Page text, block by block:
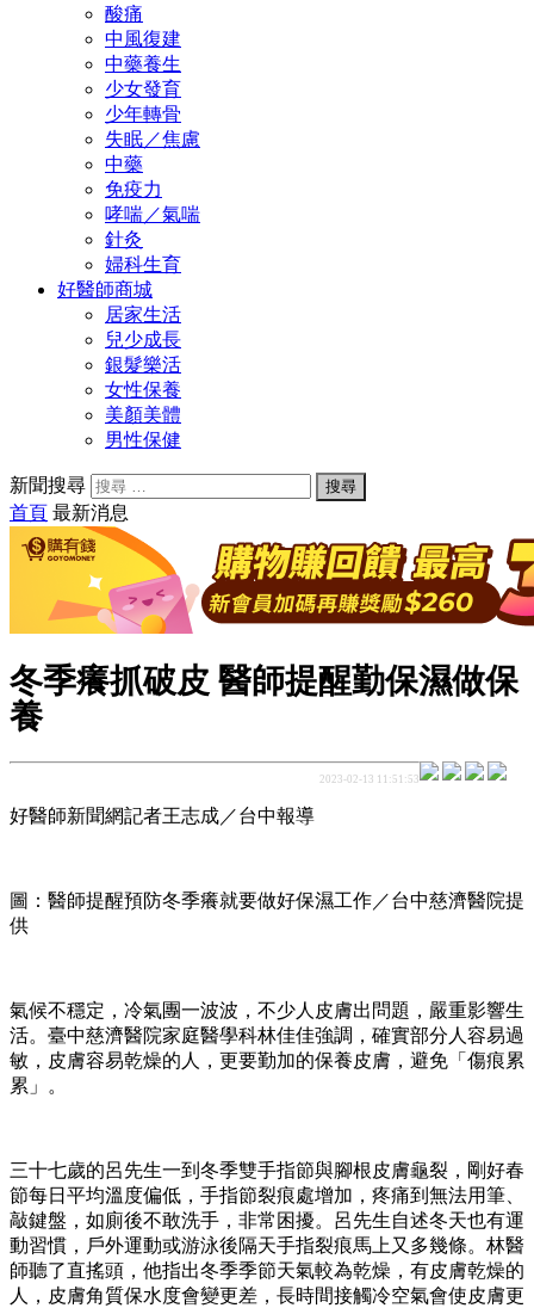
酸痛
中風復建
中藥養生
少女發育
少年轉骨
失眠／焦慮
中藥
免疫力
哮喘／氣喘
針灸
婦科生育
好醫師商城
居家生活
兒少成長
銀髮樂活
女性保養
美顏美體
男性保健
新聞搜尋
首頁 最新消息
冬季癢抓破皮 醫師提醒勤保濕做保
養
2023-02-13 11:51:53
好醫師新聞網記者王志成／台中報導
圖：醫師提醒預防冬季癢就要做好保濕工作／台中慈濟醫院提
供
氣候不穩定，冷氣團一波波，不少人皮膚出問題，嚴重影響生
活。臺中慈濟醫院家庭醫學科林佳佳強調，確實部分人容易過
敏，皮膚容易乾燥的人，更要勤加的保養皮膚，避免「傷痕累
累」。
三十七歲的呂先生一到冬季雙手指節與腳根皮膚龜裂，剛好春
節每日平均溫度偏低，手指節裂痕處增加，疼痛到無法用筆、
敲鍵盤，如廁後不敢洗手，非常困擾。呂先生自述冬天也有運
動習慣，戶外運動或游泳後隔天手指裂痕馬上又多幾條。林醫
師聽了直搖頭，他指出冬季季節天氣較為乾燥，有皮膚乾燥的
人，皮膚角質保水度會變更差，長時間接觸冷空氣會使皮膚更